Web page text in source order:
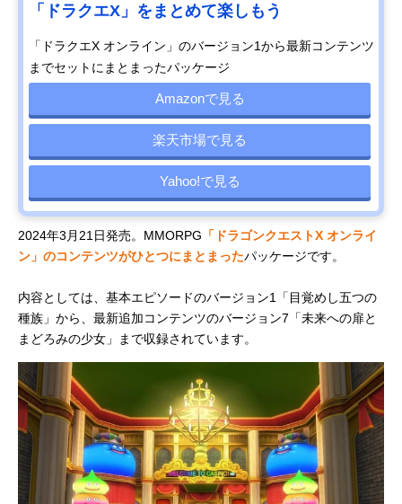
「ドラクエX」をまとめて楽しもう
「ドラクエX オンライン」のバージョン1から最新コンテンツ
までセットにまとまったパッケージ
Amazonで見る
楽天市場で見る
Yahoo!で見る
2024年3月21日発売。MMORPG 「ドラゴンクエストX オンライ
ン」のコンテンツがひとつにまとまったパッケージです。
内容としては、基本エピソードのバージョン1「目覚めし五つの
種族」から、最新追加コンテンツのバージョン7「未来への扉と
まどろみの少女」まで収録されています。